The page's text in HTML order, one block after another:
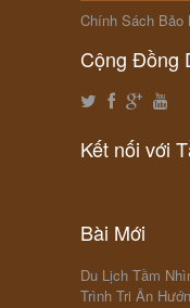
Chính Sách Bảo
Cộng Đồng
Kết nối với
Bài Mới
Du Lịch Tầm
Trình Tri Ân